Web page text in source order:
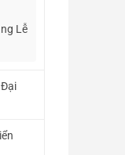
Lễ
Đại